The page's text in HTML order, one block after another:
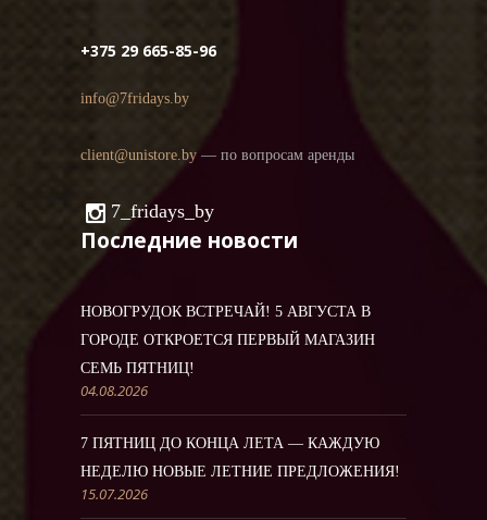
+375 29 665-85-96
info@7fridays.by
client@unistore.by — по вопросам аренды
7_fridays_by
Последние новости
НОВОГРУДОК ВСТРЕЧАЙ! 5 АВГУСТА В
ГОРОДЕ ОТКРОЕТСЯ ПЕРВЫЙ МАГАЗИН
СЕМЬ ПЯТНИЦ!
04.08.2026
7 ПЯТНИЦ ДО КОНЦА ЛЕТА — КАЖДУЮ
НЕДЕЛЮ НОВЫЕ ЛЕТНИЕ ПРЕДЛОЖЕНИЯ!
15.07.2026